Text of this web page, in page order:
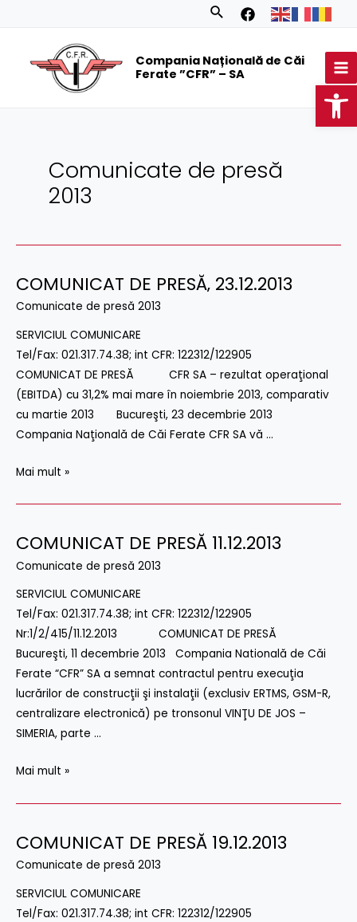
Search
Compania Națională de Căi
Ferate ”CFR” – SA
Comunicate de presă
2013
COMUNICAT DE PRESĂ‚ 23.12.2013
Comunicate de presă 2013
SERVICIUL COMUNICARE
Tel/Fax: 021.317.74.38; int CFR: 122312/122905
COMUNICAT DE PRESĂ CFR SA – rezultat operaţional
(EBITDA) cu 31,2% mai mare în noiembrie 2013, comparativ
cu martie 2013 Bucureşti, 23 decembrie 2013
Compania Naţională de Căi Ferate CFR SA vă …
COMUNICAT
DE
23.12.2013
Mai mult »
COMUNICAT DE PRESĂ 11.12.2013
Comunicate de presă 2013
SERVICIUL COMUNICARE
Tel/Fax: 021.317.74.38; int CFR: 122312/122905
Nr:1/2/415/11.12.2013 COMUNICAT DE PRESĂ
Bucureşti, 11 decembrie 2013 Compania Natională de Căi
Ferate “CFR” SA a semnat contractul pentru execuţia
lucrărilor de construcţii şi instalaţii (exclusiv ERTMS, GSM-R,
centralizare electronică) pe tronsonul VINŢU DE JOS –
SIMERIA, parte …
COMUNICAT
DE
11.12.2013
Mai mult »
COMUNICAT DE PRESĂ 19.12.2013
Comunicate de presă 2013
SERVICIUL COMUNICARE
Tel/Fax: 021.317.74.38; int CFR: 122312/122905
COMUNICAT
DE
19.12.2013